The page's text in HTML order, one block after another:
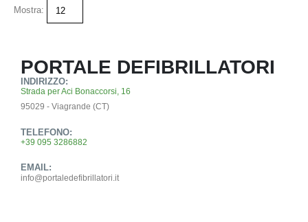
Mostra:
PORTALE DEFIBRILLATORI
INDIRIZZO:
Strada per Aci Bonaccorsi, 16
95029 - Viagrande (CT)
TELEFONO:
+39 095 3286882
EMAIL:
info@portaledefibrillatori.it